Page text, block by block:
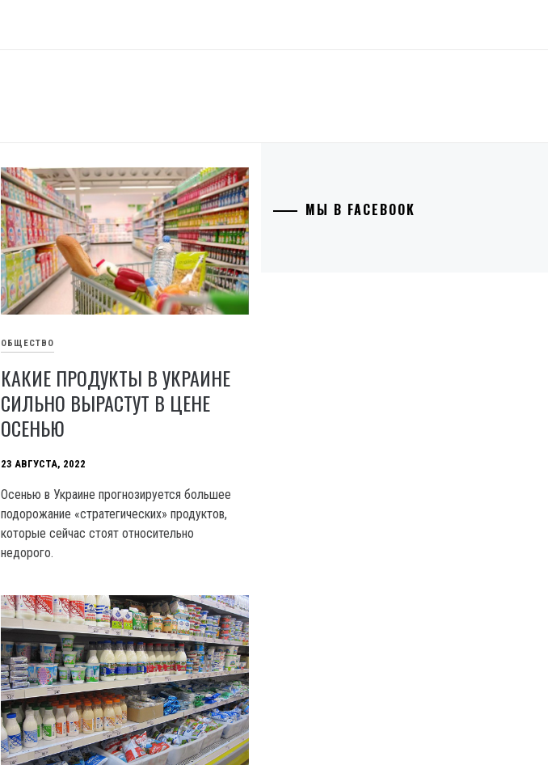
ОБЩЕСТВО
КАКИЕ ПРОДУКТЫ В УКРАИНЕ
СИЛЬНО ВЫРАСТУТ В ЦЕНЕ
ОСЕНЬЮ
23 АВГУСТА, 2022
Осенью в Украине прогнозируется большее
подорожание «стратегических» продуктов,
которые сейчас стоят относительно
недорого.
МЫ В FACEBOOK